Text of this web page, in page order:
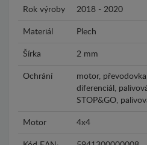
Rok výroby 2018 - 2020
Materiál Plech
Šírka 2 mm
Ochrání
motor,
diferenciál,
STOP&GO,
Motor 4x4